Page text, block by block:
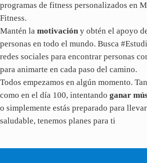
programas de fitness personalizados en
Fitness.
Mantén lamotivacióny obtén el apoyo
personas en todo el mundo. Busca
redes sociales para encontrar personas
para animarte en cada paso del camino.
Todos empezamos en algún momento.
como en el día 100, intentando ganar
o simplemente estás preparado para
saludable, tenemos planes para ti